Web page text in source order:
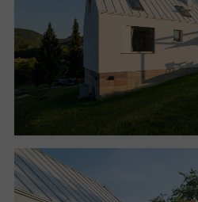
vším, což mu připomínal
může být dobrý v tom, čím je.
velikosti domu prospěla
materiálové bohatosti a
imitacím, dřevo je dřevo, hlína
Dobrodružstvím byl
dusané hlíny. A proč že je tam
je součást příběhu a tvorby